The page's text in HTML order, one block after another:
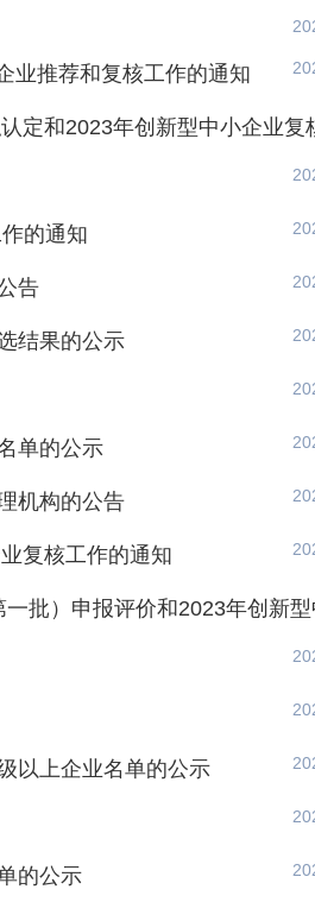
业推荐和复核工作的通知
定和2023年创新型中小企业复
的通知
告
结果的公示
单的公示
机构的公告
复核工作的通知
批）申报评价和2023年创新
以上企业名单的公示
的公示